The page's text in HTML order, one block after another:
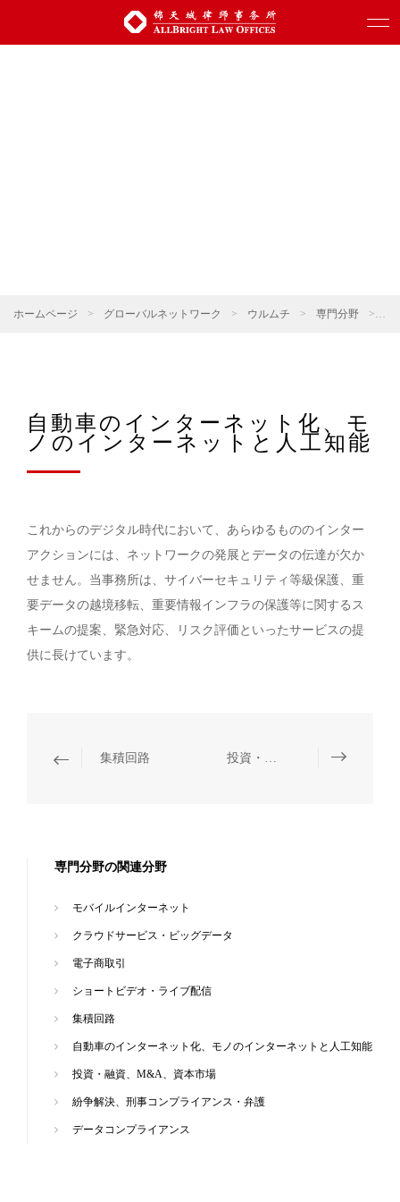
ホームページ > グローバルネットワーク > ウルムチ > 専門分野 >
自動車のインターネット化、モ
ノのインターネットと人工知能
これからのデジタル時代において、あらゆるもののインター
アクションには、ネットワークの発展とデータの伝達が欠か
せません。当事務所は、サイバーセキュリティ等級保護、重
要データの越境移転、重要情報インフラの保護等に関するス
キームの提案、緊急対応、リスク評価といったサービスの提
供に長けています。
集積回路 投資・融資、M&A、資本市場
専門分野の関連分野
モバイルインターネット
クラウドサービス・ビッグデータ
電子商取引
ショートビデオ・ライブ配信
集積回路
自動車のインターネット化、モノのインターネットと人工知能
投資・融資、M&A、資本市場
紛争解決、刑事コンプライアンス・弁護
データコンプライアンス